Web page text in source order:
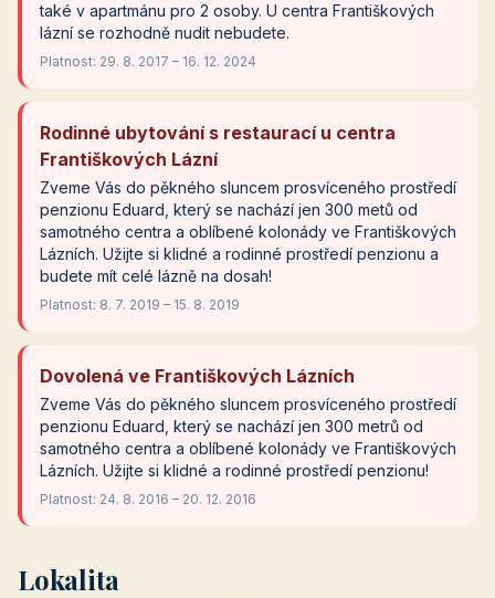
také v apartmánu pro 2 osoby. U centra Františkových
lázní se rozhodně nudit nebudete.
Platnost: 29. 8. 2017 – 16. 12. 2024
Rodinné ubytování s restaurací u centra
Františkových Lázní
Zveme Vás do pěkného sluncem prosvíceného prostředí
penzionu Eduard, který se nachází jen 300 metů od
samotného centra a oblíbené kolonády ve Františkových
Lázních. Užijte si klidné a rodinné prostředí penzionu a
budete mít celé lázně na dosah!
Platnost: 8. 7. 2019 – 15. 8. 2019
Dovolená ve Františkových Lázních
Zveme Vás do pěkného sluncem prosvíceného prostředí
penzionu Eduard, který se nachází jen 300 metrů od
samotného centra a oblíbené kolonády ve Františkových
Lázních. Užijte si klidné a rodinné prostředí penzionu!
Platnost: 24. 8. 2016 – 20. 12. 2016
Lokalita